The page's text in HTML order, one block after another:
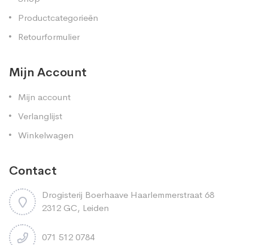
Productcategorieën
Retourformulier
Mijn Account
Mijn account
Verlanglijst
Winkelwagen
Contact
Drogisterij Boerhaave Haarlemmerstraat 68
2312 GC, Leiden
071 512 0784